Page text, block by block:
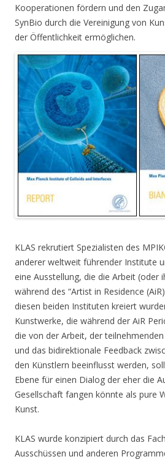
Kooperationen fördern und den
SynBio durch die Vereinigung von
der Öffentlichkeit ermöglichen.
KLAS rekrutiert Spezialisten des
anderer weltweit führender Institute
eine Ausstellung, die die Arbeit (oder
während des “Artist in Residence
diesen beiden Instituten kreiert
Kunstwerke, die während der AiR
die von der Arbeit, der
und das bidirektionale Feedback
den Künstlern beeinflusst werden,
Ebene für einen Dialog der eher die
Gesellschaft fangen könnte als pure
Kunst.
KLAS wurde konzipiert durch das
Ausschüssen und anderen